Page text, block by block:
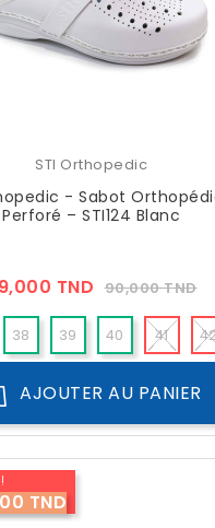
STI Orthopedic
- Sabot
Perforé – STI124 Blanc
TND Prix
Public
90,000 TND
38 39 40 41 42
43 44 45 36
AJOUTER AU PANIER
TND